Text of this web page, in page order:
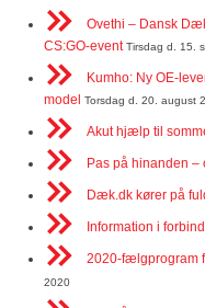
Ovethi – Dansk
CS:GO-event Tirsdag d. 15.
Kumho: Ny OE-
model
Torsdag d. 20. august
Akut hjælp til
Pas på hinanden –
Dæk.dk kører på
Information i
2020-fælgprogram
2020